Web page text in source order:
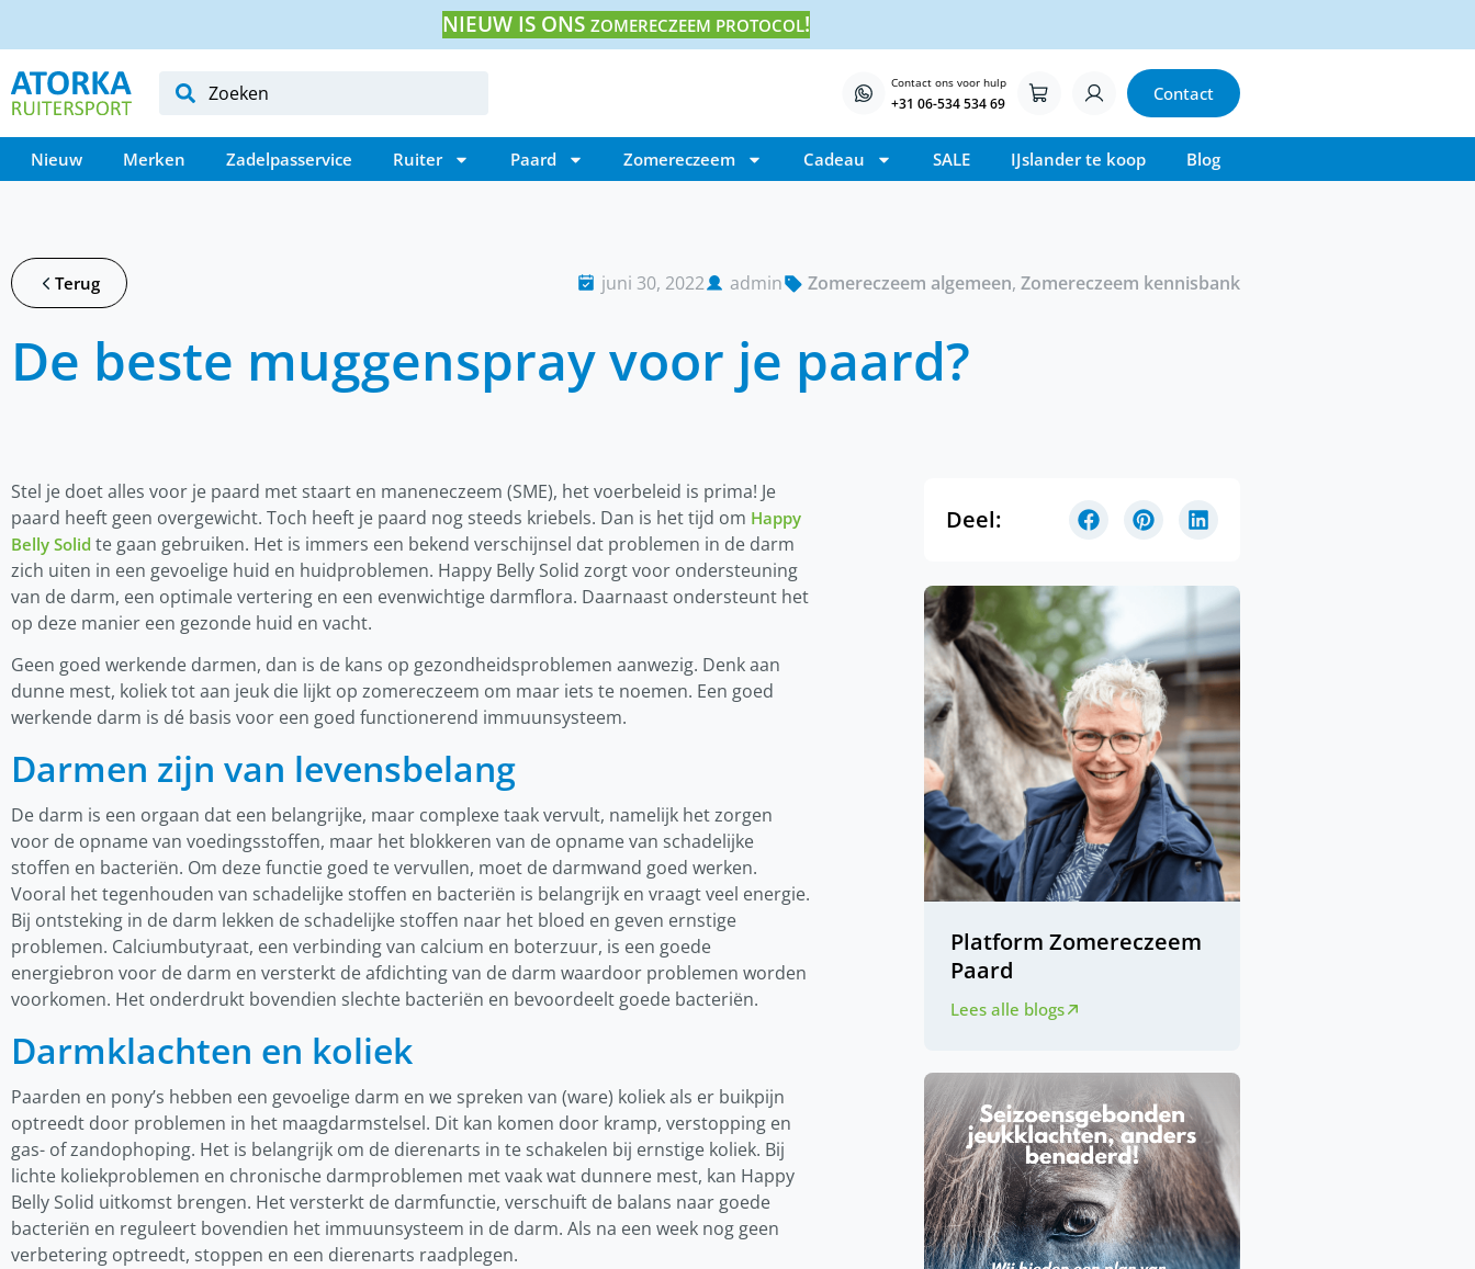
NIEUW IS ONS ZOMERECZEEM PROTOCOL!
Contact ons voor hulp
+31 06-534 534 69 Contact
Nieuw Merken Zadelpasservice Ruiter Paard Zomereczeem Cadeau SALE IJslander te koop Blog
Terug juni 30, 2022 admin Zomereczeem algemeen, Zomereczeem kennisbank
De beste muggenspray voor je paard?
Stel je doet alles voor je paard met staart en maneneczeem (SME), het voerbeleid is prima! Je
paard heeft geen overgewicht. Toch heeft je paard nog steeds kriebels. Dan is het tijd om Happy
Belly Solid te gaan gebruiken. Het is immers een bekend verschijnsel dat problemen in de darm
zich uiten in een gevoelige huid en huidproblemen. Happy Belly Solid zorgt voor ondersteuning
van de darm, een optimale vertering en een evenwichtige darmflora. Daarnaast ondersteunt het
op deze manier een gezonde huid en vacht.
Geen goed werkende darmen, dan is de kans op gezondheidsproblemen aanwezig. Denk aan
dunne mest, koliek tot aan jeuk die lijkt op zomereczeem om maar iets te noemen. Een goed
werkende darm is dé basis voor een goed functionerend immuunsysteem.
Darmen zijn van levensbelang
De darm is een orgaan dat een belangrijke, maar complexe taak vervult, namelijk het zorgen
voor de opname van voedingsstoffen, maar het blokkeren van de opname van schadelijke
stoffen en bacteriën. Om deze functie goed te vervullen, moet de darmwand goed werken.
Vooral het tegenhouden van schadelijke stoffen en bacteriën is belangrijk en vraagt veel energie.
Bij ontsteking in de darm lekken de schadelijke stoffen naar het bloed en geven ernstige
problemen. Calciumbutyraat, een verbinding van calcium en boterzuur, is een goede
energiebron voor de darm en versterkt de afdichting van de darm waardoor problemen worden
voorkomen. Het onderdrukt bovendien slechte bacteriën en bevoordeelt goede bacteriën.
Darmklachten en koliek
Paarden en pony’s hebben een gevoelige darm en we spreken van (ware) koliek als er buikpijn
optreedt door problemen in het maagdarmstelsel. Dit kan komen door kramp, verstopping en
gas- of zandophoping. Het is belangrijk om de dierenarts in te schakelen bij ernstige koliek. Bij
lichte koliekproblemen en chronische darmproblemen met vaak wat dunnere mest, kan Happy
Belly Solid uitkomst brengen. Het versterkt de darmfunctie, verschuift de balans naar goede
bacteriën en reguleert bovendien het immuunsysteem in de darm. Als na een week nog geen
verbetering optreedt, stoppen en een dierenarts raadplegen.
Deel:
Platform Zomereczeem
Paard
Lees alle blogs